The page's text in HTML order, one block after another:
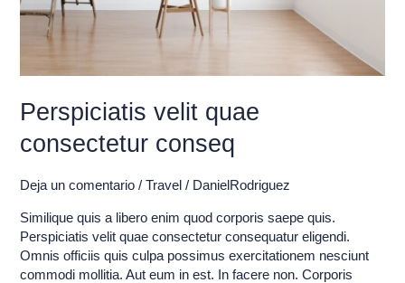
Perspiciatis velit quae
consectetur conseq
Deja un comentario /Travel / DanielRodriguez
Similique quis a libero enim quod corporis saepe quis.
Perspiciatis velit quae consectetur consequatur eligendi.
Omnis officiis quis culpa possimus exercitationem nesciunt
commodi mollitia. Aut eum in est. In facere non. Corporis